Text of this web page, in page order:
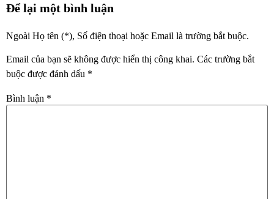
Để lại một bình luận
Ngoài Họ tên (*), Số điện thoại hoặc Email là trường bắt buộc.
Email của bạn sẽ không được hiển thị công khai. Các trường bắt
buộc được đánh dấu *
Bình luận *